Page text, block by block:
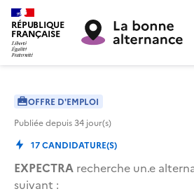
RÉPUBLIQUE
FRANÇAISE
OFFRE D'EMPLOI
Publiée depuis34 jour(s)
17CANDIDATURE(S)
EXPECTRA recherche un.e
suivant :